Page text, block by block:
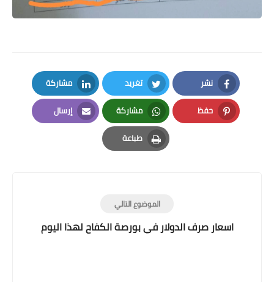
نشر
Facebook
تغريد
Twitter
مشاركة
LinkedIn
حفظ
Pinterest
مشاركة
Whatsapp
إرسال
Email
طباعة
Print
الموضوع التالي
اسعار صرف الدولار في بورصة الكفاح لهذا اليوم